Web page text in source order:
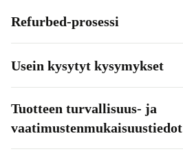
Refurbed-prosessi
Usein kysytyt kysymykset
Tuotteen turvallisuus- ja
vaatimustenmukaisuustiedot